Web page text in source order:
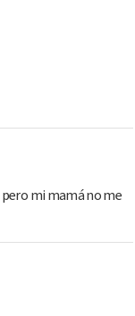
mi mamá no me